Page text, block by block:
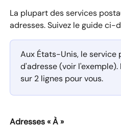
La plupart des services
adresses. Suivez le guide ci-
Aux États-Unis, le service
d'adresse (voir
sur 2 lignes pour vous.
Adresses « À »